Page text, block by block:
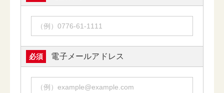
必須 電子メールアドレス